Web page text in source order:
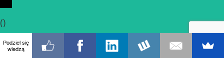
()
xPodziel się
wiedzą